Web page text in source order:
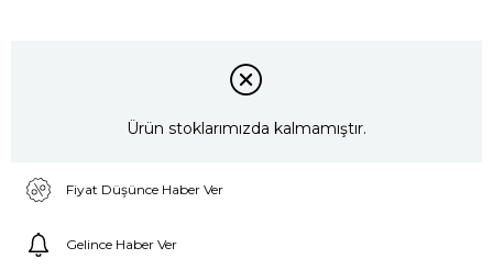
Ürün stoklarımızda kalmamıştır.
Fiyat Düşünce Haber Ver
Gelince Haber Ver